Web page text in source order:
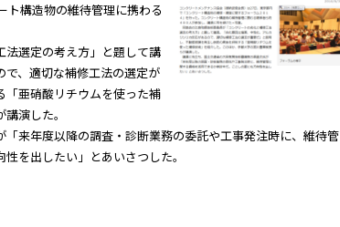
ト構造物の維待管理に携わる
法選定の考え方」と題して講
、適切な補修工法の選定が
亜硝酸リチウムを使った補
演した。
来年度以降の調査・診断業務の委託や工事発注時に、維待管
を出したい」とあいさつした。